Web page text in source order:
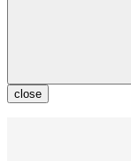
close